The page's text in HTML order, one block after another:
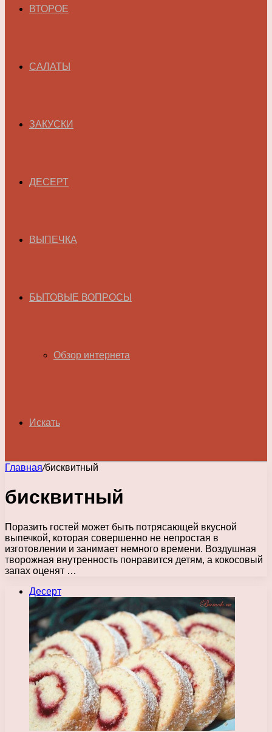
ВТОРОЕ
САЛАТЫ
ЗАКУСКИ
ДЕСЕРТ
ВЫПЕЧКА
БЫТОВЫЕ ВОПРОСЫ
Обзор интернета
Искать
Главная/бисквитный
бисквитный
Поразить гостей может быть потрясающей вкусной
выпечкой, которая совершенно не непростая в
изготовлении и занимает немного времени. Воздушная
творожная внутренность понравится детям, а кокосовый
запах оценят …
Десерт